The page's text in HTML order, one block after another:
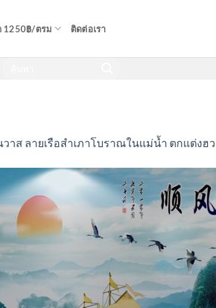
1250฿/ตรม ติดต่อเรา
าส ลายเรือสำเภาโบราณในแม่น้ำ ตกแต่งฮ